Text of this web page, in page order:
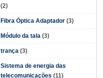
(2)
Fibra Óptica Adaptador (3)
Módulo da tala (3)
trança (3)
Sistema de energia das
telecomunicações (11)